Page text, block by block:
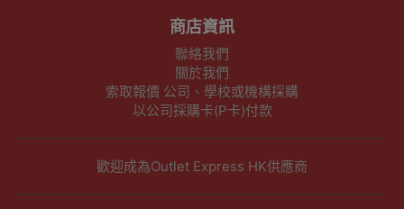
商店資訊
聯絡我們
關於我們
索取報價 公司、學校或機構採購
以公司採購卡(P卡)付款
歡迎成為Outlet Express HK供應商